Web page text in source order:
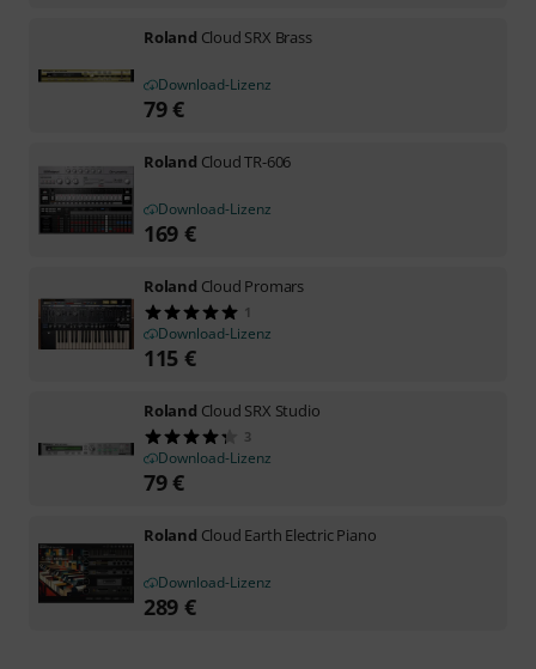
Roland Cloud SRX Brass
Download-Lizenz
79€
Roland Cloud TR-606
Download-Lizenz
169 €
Roland Cloud Promars
1
Download-Lizenz
115 €
Roland Cloud SRX Studio
3
Download-Lizenz
79€
Roland Cloud Earth Electric Piano
Download-Lizenz
289 €